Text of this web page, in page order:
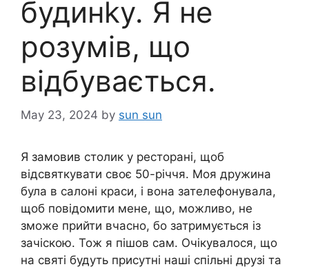
будинkу. Я не
розумів, що
відбувається.
May 23, 2024 by sun sun
Я замовив столик у ресторані, щоб
відсвяткувати своє 50-річчя. Моя дружина
була в салоні краси, і вона зателефонувала,
щоб повідомити мене, що, можливо, не
зможе прийти вчасно, бо затримується із
зачіскою. Тож я пішов сам. Очікувалося, що
на святі будуть присутні наші спільні друзі та